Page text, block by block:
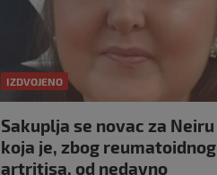
IZDVOJENO
Sakuplja se novac za Neiru
koja je, zbog reumatoidnog
artritisa, od nedavno